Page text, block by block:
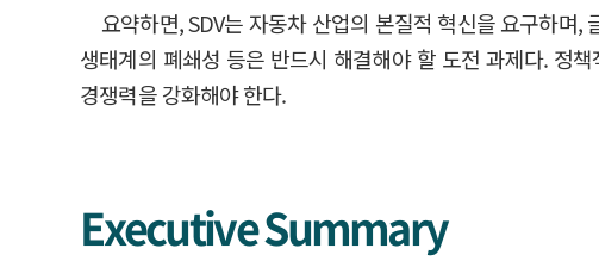
요약하면, SDV는 자동차 산업의 본질적 혁신을 요구하며
생태계의 폐쇄성 등은 반드시 해결해야 할 도전 과제다. 정
경쟁력을 강화해야 한다.
Executive Summary